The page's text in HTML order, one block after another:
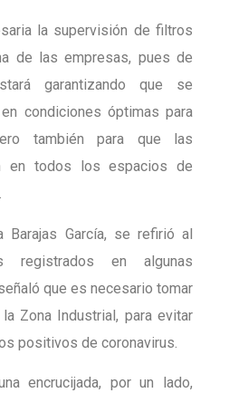
la supervisión de filtros
de las empresas, pues de
garantizando que se
condiciones óptimas para
también para que las
en todos los espacios de
Barajas García, se refirió al
registrados en algunas
que es necesario tomar
Zona Industrial, para evitar
positivos de coronavirus.
encrucijada, por un lado,